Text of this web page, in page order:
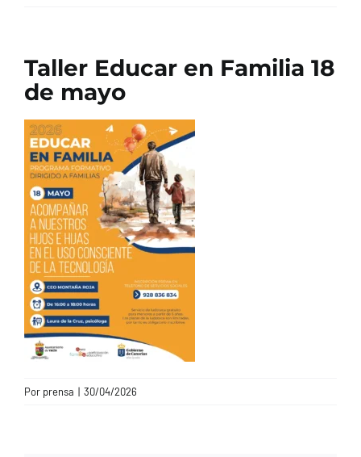
TURISMO
CONTACTO
Taller Educar en Familia 18
de mayo
Por prensa | 30/04/2026